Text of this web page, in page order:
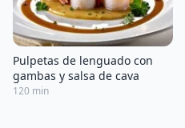
Pulpetas de lenguado con
gambas y salsa de cava
120 min